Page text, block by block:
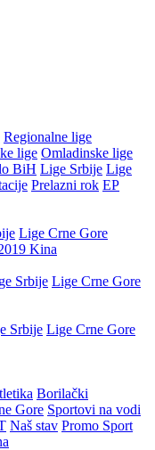
Regionalne lige
lige Omladinske lige
BiH Lige Srbije Lige
Prelazni rok EP
Lige Crne Gore
Kina
Srbije Lige Crne Gore
Srbije Lige Crne Gore
Borilački
Gore Sportovi na vodi
Naš stav Promo Sport